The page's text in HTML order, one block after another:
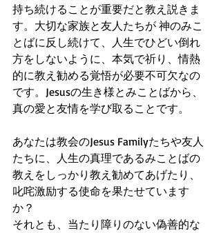
持ち続けることが重要だと教え説きま
す。大切な家族と友人たちが 神のみこ
とばに反し続けて、人生でひどい倒れ
方をしないように、本気で祈り、情熱
的に教え勧める覚悟が必要不可欠なの
です。Jesusの生き様とみことばから、
真の愛と友情を学び取ることです。
あなたは教会のJesus Familyたちや友人
たちに、人生の真理であるみことばの
教えをしっかり教え勧めてあげたり、
叱咤激励する使命を果たせています
か？
それとも、当たり障りのない偽善的な